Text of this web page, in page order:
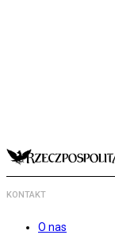
KONTAKT
O nas